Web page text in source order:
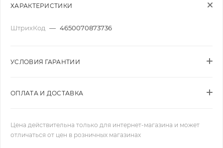
ХАРАКТЕРИСТИКИ
ШтрихКод — 4650070873736
УСЛОВИЯ ГАРАНТИИ
ОПЛАТА И ДОСТАВКА
Цена действительна только для интернет-магазина и может
отличаться от цен в розничных магазинах